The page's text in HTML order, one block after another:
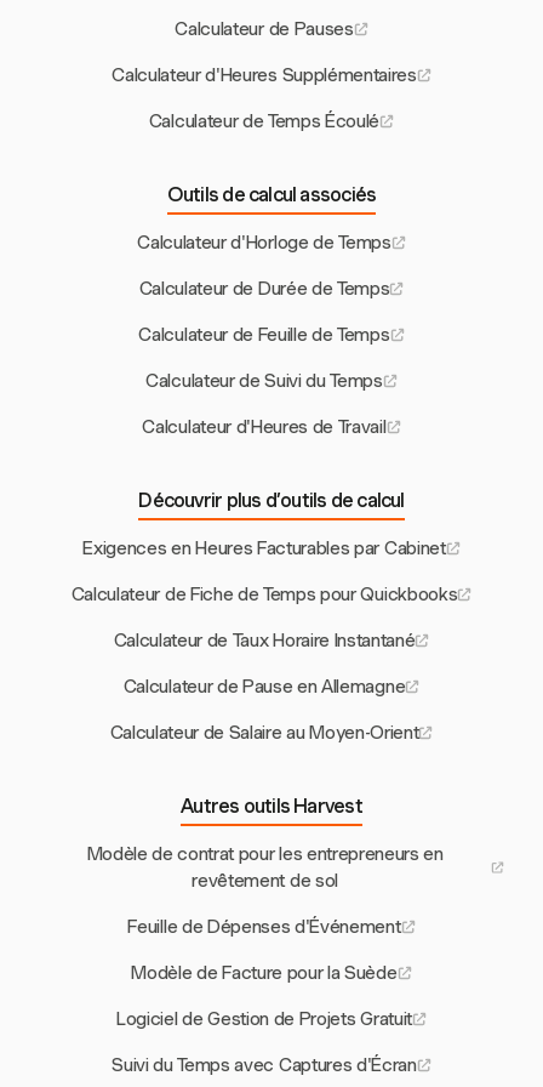
Calculateur de Pauses
Calculateur d'Heures Supplémentaires
Calculateur de Temps Écoulé
Outils de calcul associés
Calculateur d'Horloge de Temps
Calculateur de Durée de Temps
Calculateur de Feuille de Temps
Calculateur de Suivi du Temps
Calculateur d'Heures de Travail
Découvrir plus d’outils de calcul
Exigences en Heures Facturables par Cabinet
Calculateur de Fiche de Temps pour Quickbooks
Calculateur de Taux Horaire Instantané
Calculateur de Pause en Allemagne
Calculateur de Salaire au Moyen-Orient
Autres outils Harvest
Modèle de contrat pour les entrepreneurs en
revêtement de sol
Feuille de Dépenses d'Événement
Modèle de Facture pour la Suède
Logiciel de Gestion de Projets Gratuit
Suivi du Temps avec Captures d'Écran